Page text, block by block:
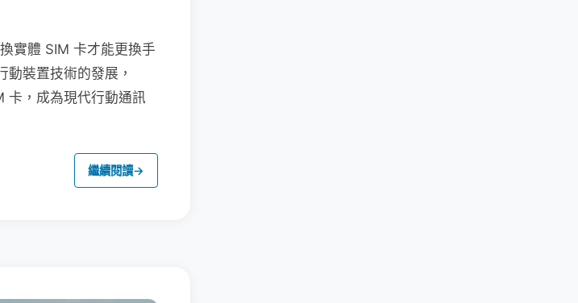
實體 SIM 卡才能更換手
裝置技術的發展，
卡，成為現代行動通訊
繼續閱讀→